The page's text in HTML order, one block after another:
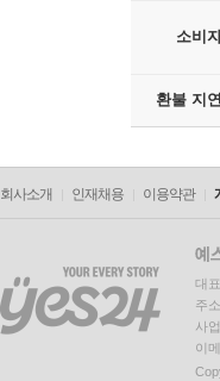
소비
환불 지
회사소개 인재채용 이용약관
대
주
사
이